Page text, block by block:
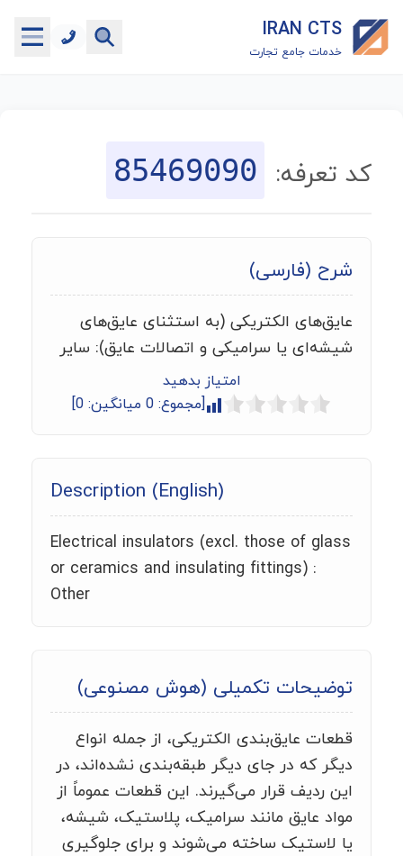
IRAN CTS
خدمات جامع تجارت
جستجوگر تعرفه گمرکی
ماشین حساب گمرکی
خدمات رایگان دیگر
کد تعرفه: 85469090
شرح (فارسی)
عایق‌های الکتریکی (به استثنای عایق‌های
شیشه‌ای یا سرامیکی و اتصالات عایق): سایر
امتیاز بدهید
[مجموع: 0 میانگین: 0
]
Description (English)
Electrical insulators (excl. those of glass
or ceramics and insulating fittings) :
Other
توضیحات تکمیلی (هوش مصنوعی)
قطعات عایق‌بندی الکتریکی، از جمله انواع
دیگر که در جای دیگر طبقه‌بندی نشده‌اند، در
این ردیف قرار می‌گیرند. این قطعات عموماً از
مواد عایق مانند سرامیک، پلاستیک، شیشه،
یا لاستیک ساخته می‌شوند و برای جلوگیری